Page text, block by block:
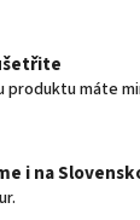
ý
s
u
produktu máte
i na